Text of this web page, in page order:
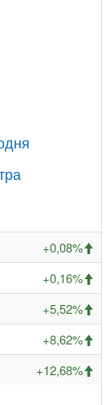
+0,08%
+0,16%
+5,52%
+8,62%
+12,68%